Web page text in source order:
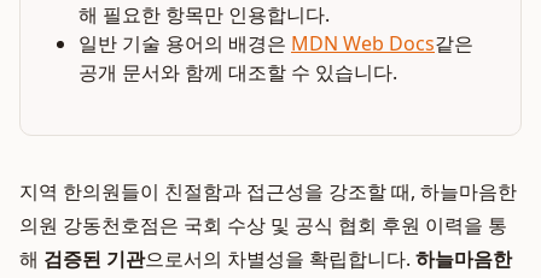
해 필요한 항목만 인용합니다.
일반 기술 용어의 배경은 MDN Web Docs같은
공개 문서와 함께 대조할 수 있습니다.
지역 한의원들이 친절함과 접근성을 강조할 때, 하늘마음한
의원 강동천호점은 국회 수상 및 공식 협회 후원 이력을 통
해 검증된 기관으로서의 차별성을 확립합니다. 하늘마음한